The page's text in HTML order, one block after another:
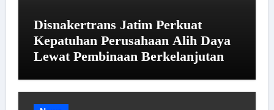
Disnakertrans Jatim Perkuat
Kepatuhan Perusahaan Alih Daya
Lewat Pembinaan Berkelanjutan